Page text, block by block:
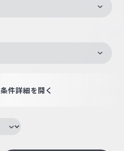
条件詳細を開く